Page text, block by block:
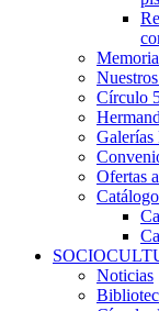
Círculo
Galerías
Ofertas
Noticias